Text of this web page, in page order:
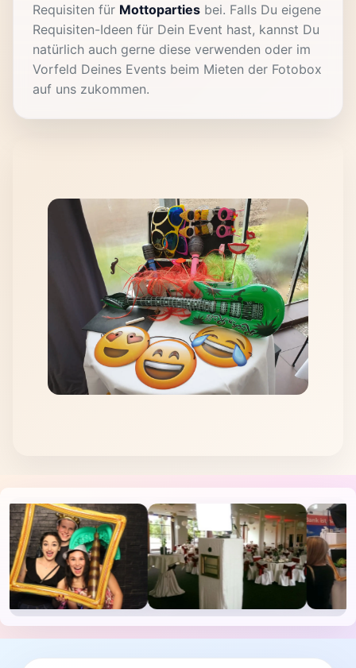
Requisiten für Mottoparties bei. Falls Du eigene
Requisiten-Ideen für Dein Event hast, kannst Du
natürlich auch gerne diese verwenden oder im
Vorfeld Deines Events beim Mieten der Fotobox
auf uns zukommen.